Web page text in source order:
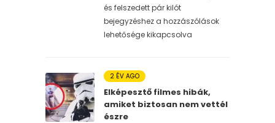
és felszedett pár kilót
bejegyzéshez a hozzászólások
lehetősége kikapcsolva
2 ÉV AGO
Elképesztő filmes hibák,
amiket biztosan nem vettél
észre